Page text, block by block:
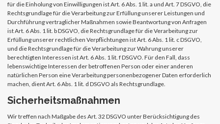
für die Einholung von Einwilligungen ist Art. 6 Abs. 1 lit. a und Art. 7 DSGVO, die
Rechtsgrundlage für die Verarbeitung zur Erfüllung unserer Leistungen und
Durchführung vertraglicher Maßnahmen sowie Beantwortung von Anfragen
ist Art. 6 Abs. 1 lit. b DSGVO, die Rechtsgrundlage für die Verarbeitung zur
Erfüllung unserer rechtlichen Verpflichtungen ist Art. 6 Abs. 1 lit. c DSGVO,
und die Rechtsgrundlage für die Verarbeitung zur Wahrung unserer
berechtigten Interessen ist Art. 6 Abs. 1 lit. f DSGVO. Für den Fall, dass
lebenswichtige Interessen der betroffenen Person oder einer anderen
natürlichen Person eine Verarbeitung personenbezogener Daten erforderlich
machen, dient Art. 6 Abs. 1 lit. d DSGVO als Rechtsgrundlage.
Sicherheitsmaßnahmen
Wir treffen nach Maßgabe des Art. 32 DSGVO unter Berücksichtigung des